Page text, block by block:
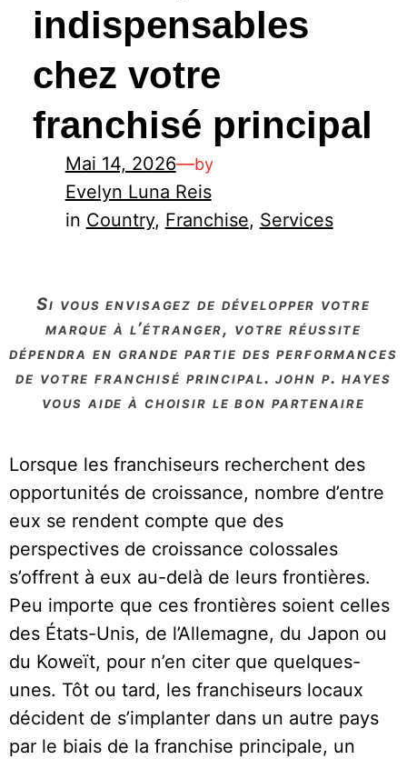
indispensables
chez votre
franchisé principal
Mai 14, 2026—by
Evelyn Luna Reis
in Country, Franchise, Services
si vous envisagez de développer votre
marque à l’étranger, votre réussite
dépendra en grande partie des performances
de votre franchisé principal. john p. hayes
vous aide à choisir le bon partenaire
Lorsque les franchiseurs recherchent des
opportunités de croissance, nombre d’entre
eux se rendent compte que des
perspectives de croissance colossales
s’offrent à eux au-delà de leurs frontières.
Peu importe que ces frontières soient celles
des États-Unis, de l’Allemagne, du Japon ou
du Koweït, pour n’en citer que quelques-
unes. Tôt ou tard, les franchiseurs locaux
décident de s’implanter dans un autre pays
par le biais de la franchise principale, un